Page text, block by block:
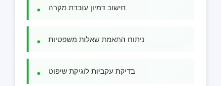
חישוב דמיון עובדת מקרה
ניתוח התאמת שאלות משפטיות
בדיקת עקביות לוגיקת שיפוט